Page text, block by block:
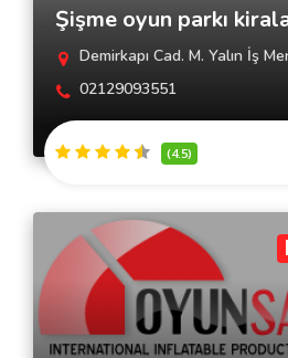
Şişme oyun parkı
Demirkapı Cad. M. Yalın İş
02129093551
(4.5)